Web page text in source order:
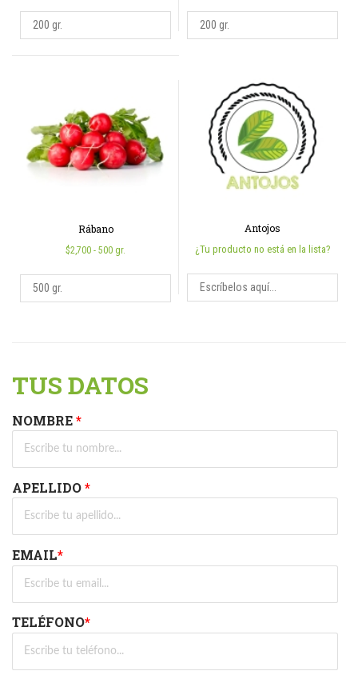
Rábano
$2,700 - 500 gr.
Antojos
¿Tu producto no está en la lista?
TUS DATOS
NOMBRE*
APELLIDO*
EMAIL*
TELÉFONO*